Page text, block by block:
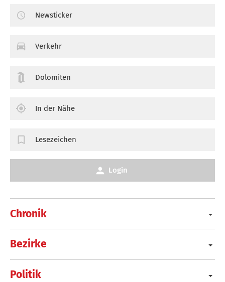
Chronik
Bezirke
Politik
Newsticker
Verkehr
Dolomiten
In der Nähe
Lesezeichen
Login